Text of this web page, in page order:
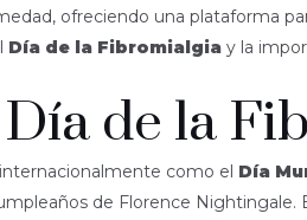
ofreciendo una plataforma
Día de la Fibromialgia y la
Día de la
como el Día
de Florence Nightingale.